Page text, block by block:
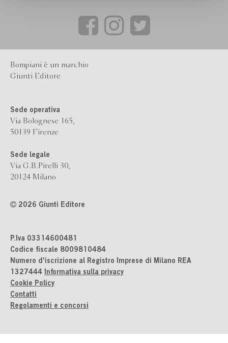
Bompiani è un marchio
Giunti Editore
Sede operativa
Via Bolognese 165,
50139 Firenze
Sede legale
Via G.B.Pirelli 30,
20124 Milano
2026 Giunti Editore
P.Iva 03314600481
Codice fiscale 8009810484
Numero d'iscrizione al Registro Imprese di Milano REA
1327444 Informativa sulla privacy
Cookie Policy
Contatti
Regolamenti e concorsi